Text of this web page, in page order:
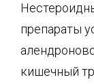
препараты
кишечный